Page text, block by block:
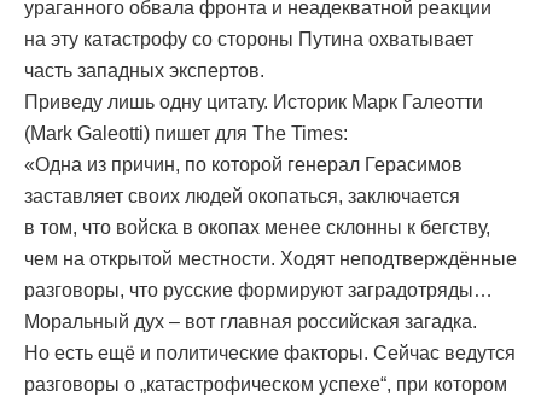
ураганного обвала фронта и неадекватной реакции
на эту катастрофу со стороны Путина охватывает
часть западных экспертов.
Приведу лишь одну цитату. Историк Марк Галеотти
(Mark Galeotti) пишет для The Times:
«Одна из причин, по которой генерал Герасимов
заставляет своих людей окопаться, заключается
в том, что войска в окопах менее склонны к бегству,
чем на открытой местности. Ходят неподтверждённые
разговоры, что русские формируют заградотряды…
Моральный дух – вот главная российская загадка.
Но есть ещё и политические факторы. Сейчас ведутся
разговоры о „катастрофическом успехе“, при котором